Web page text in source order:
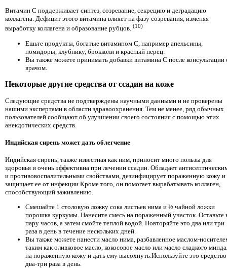
Витамин C поддерживает синтез, созревание, секрецию и деградацию
коллагена. Дефицит этого витамина влияет на фазу созревания, изменяя
выработку коллагена и образование рубцов. (10)
Ешьте продукты, богатые витамином С, например апельсины,
помидоры, клубнику, брокколи и красный перец.
Вы также можете принимать добавки витамина С после консультации
врачом.
Некоторые другие средства от ссадин на коже
Следующие средства не подтверждены научными данными и не проверены
нашими экспертами в области здравоохранения. Тем не менее, ряд обычных
пользователей сообщают об улучшении своего состояния с помощью этих
анекдотических средств.
Индийская сирень может дать облегчение
Индийская сирень, также известная как ним, приносит много пользы для
здоровья и очень эффективна при лечении ссадин. Обладает
и противовоспалительными свойствами, дезинфицирует пораженную кожу и
защищает ее от инфекции.Кроме того, он помогает вырабатывать коллаген,
способствующий заживлению.
Смешайте 1 столовую ложку сока листьев нима и ½ чайной ложки
порошка куркумы. Нанесите смесь на пораженный участок. Оставьте
пару часов, а затем смойте теплой водой. Повторяйте это два или три
раза в день в течение нескольких дней.
Вы также можете нанести масло нима, разбавленное маслом-
таким как оливковое масло, кокосовое масло или масло сладкого
на пораженную кожу и дать ему высохнуть.Используйте это средство
два-три раза в день.